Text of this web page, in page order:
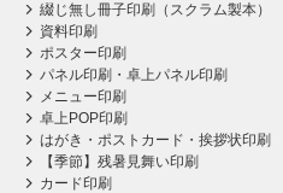
綴じ無し冊子印刷（スクラム製本）
資料印刷
ポスター印刷
パネル印刷・卓上パネル印刷
メニュー印刷
卓上POP印刷
はがき・ポストカード・挨拶状印刷
【季節】残暑見舞い印刷
カード印刷